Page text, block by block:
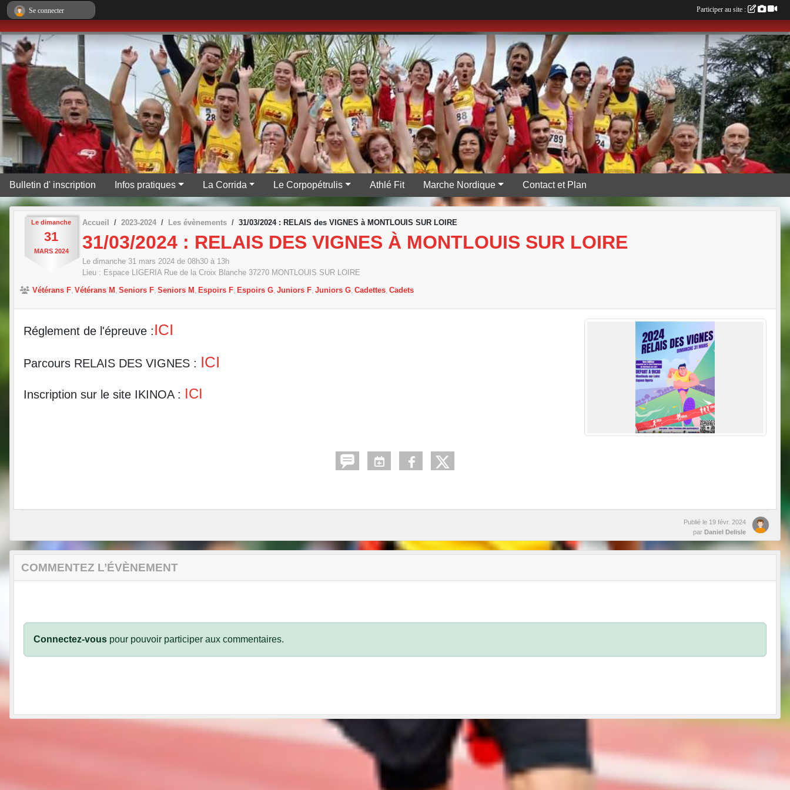
Bulletin d' inscription Infos pratiques La Corrida Le Corpopétrulis Athlé Fit Marche Nordique Contact et Plan
Le dimanche
31
MARS 2024
Accueil 2023-2024 Les évènements 31/03/2024 : RELAIS des VIGNES à MONTLOUIS SUR LOIRE
31/03/2024 : RELAIS DES VIGNES À MONTLOUIS SUR LOIRE
Le dimanche 31 mars 2024 de 08h30 à 13h
Lieu : Espace LIGERIA Rue de la Croix Blanche 37270 MONTLOUIS SUR LOIRE
Vétérans F Vétérans M Seniors F Seniors M Espoirs F Espoirs G Juniors F Juniors G Cadettes Cadets
Réglement de l'épreuve :ICI
Parcours RELAIS DES VIGNES : ICI
Inscription sur le site IKINOA : ICI
Publié le 19 févr. 2024
par Daniel Delisle
COMMENTEZ L’ÉVÈNEMENT
Connectez-vous pour pouvoir participer aux commentaires.
Se connecter Participer au site :
Panneau de gestion des cookies